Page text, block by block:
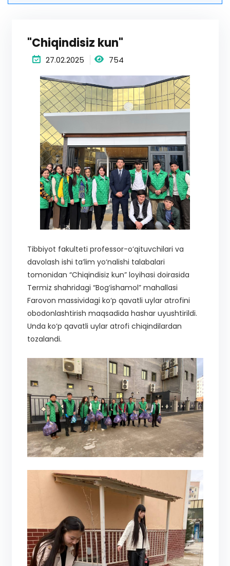
"Chiqindisiz kun"
27.02.2025 754
Tibbiyot fakulteti professor-o‘qituvchilari va
davolash ishi ta’lim yo‘nalishi talabalari
tomonidan “Chiqindisiz kun” loyihasi doirasida
Termiz shahridagi “Bog‘ishamol” mahallasi
Farovon massividagi ko‘p qavatli uylar atrofini
obodonlashtirish maqsadida hashar uyushtirildi.
Unda ko‘p qavatli uylar atrofi chiqindilardan
tozalandi.